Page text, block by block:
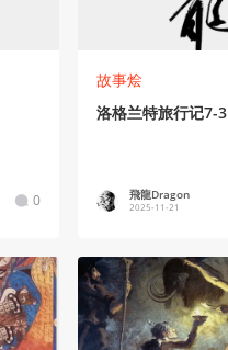
0
故事烩
洛格兰特旅行记7-3
飛龍Dragon
2025-11-21